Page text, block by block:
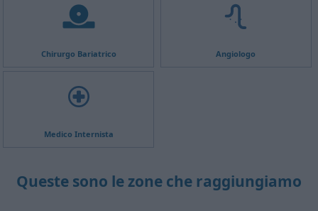
Chirurgo Bariatrico Angiologo
Medico Internista
Queste sono le zone che raggiungiamo